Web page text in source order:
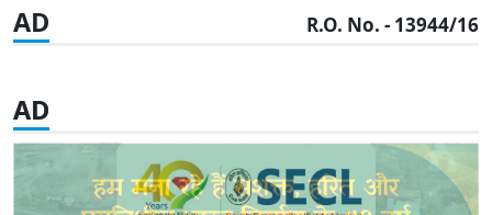
AD R.O. No. - 13944/16
AD